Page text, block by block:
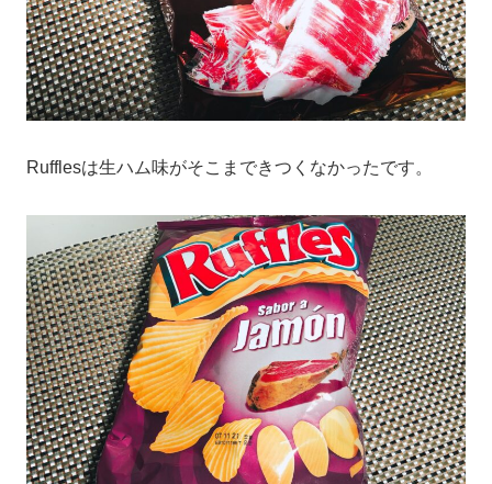
Rufflesは生ハム味がそこまできつくなかったです。